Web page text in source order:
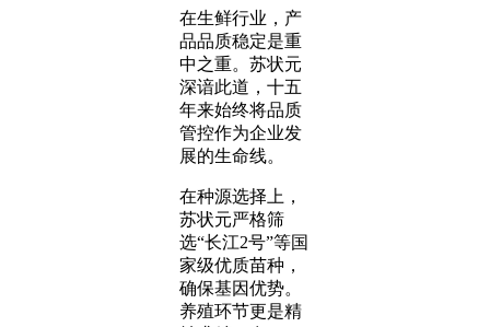
在生鲜行业，产
品品质稳定是重
中之重。苏状元
深谙此道，十五
年来始终将品质
管控作为企业发
展的生命线。
在种源选择上，
苏状元严格筛
选“长江2号”等国
家级优质苗种，
确保基因优势。
养殖环节更是精